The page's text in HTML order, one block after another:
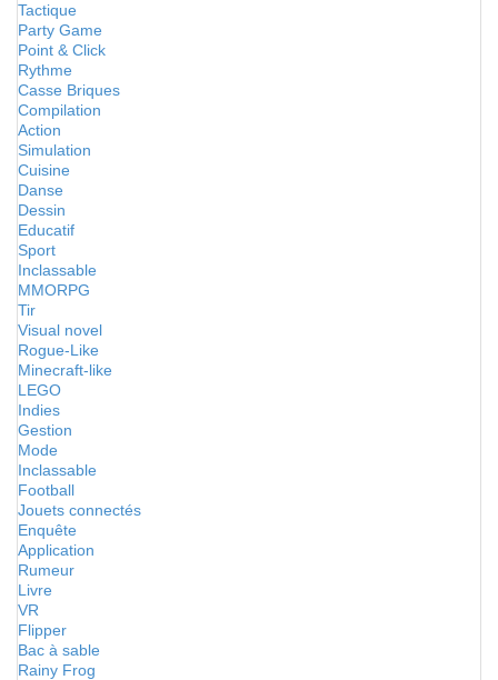
Tactique
Party Game
Point & Click
Rythme
Casse Briques
Compilation
Action
Simulation
Cuisine
Danse
Dessin
Educatif
Sport
Inclassable
MMORPG
Tir
Visual novel
Rogue-Like
Minecraft-like
LEGO
Indies
Gestion
Mode
Inclassable
Football
Jouets connectés
Enquête
Application
Rumeur
Livre
VR
Flipper
Bac à sable
Rainy Frog